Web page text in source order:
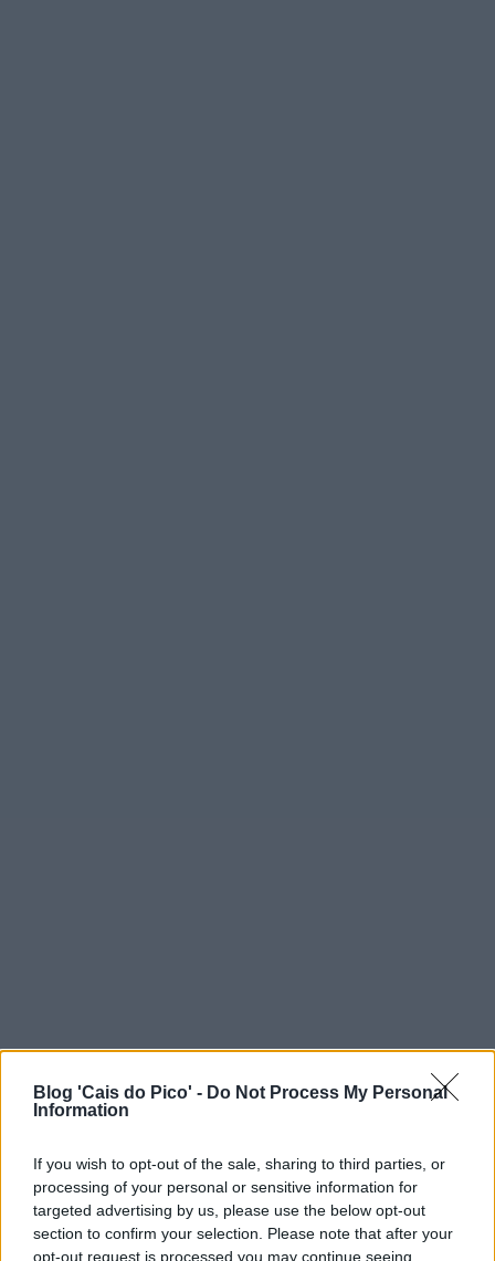
Blog 'Cais do Pico' - Do Not Process My Personal
Information
If you wish to opt-out of the sale, sharing to third parties, or
processing of your personal or sensitive information for
targeted advertising by us, please use the below opt-out
section to confirm your selection. Please note that after your
opt-out request is processed you may continue seeing